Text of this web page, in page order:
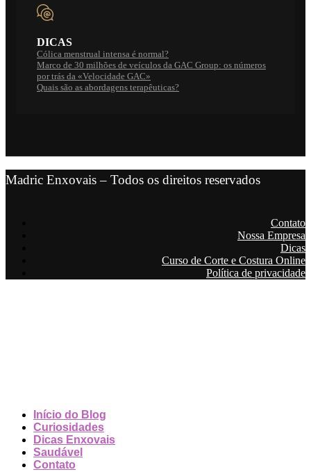
DICAS
Cólica menstrual intensa é normal?
Marco de 30 milhões de veículos da GAC Group: os números
por trás da «Velocidade GAC»
Quais são as abordagens terapêuticas?
Madric Enxovais – Todos os direitos reservados
Contato
Nossa Empresa
Dicas
Curso de Corte e Costura Online
Política de privacidade
Início do Blog
Curiosidades
Dicas Enxovais
Saudável
Contato